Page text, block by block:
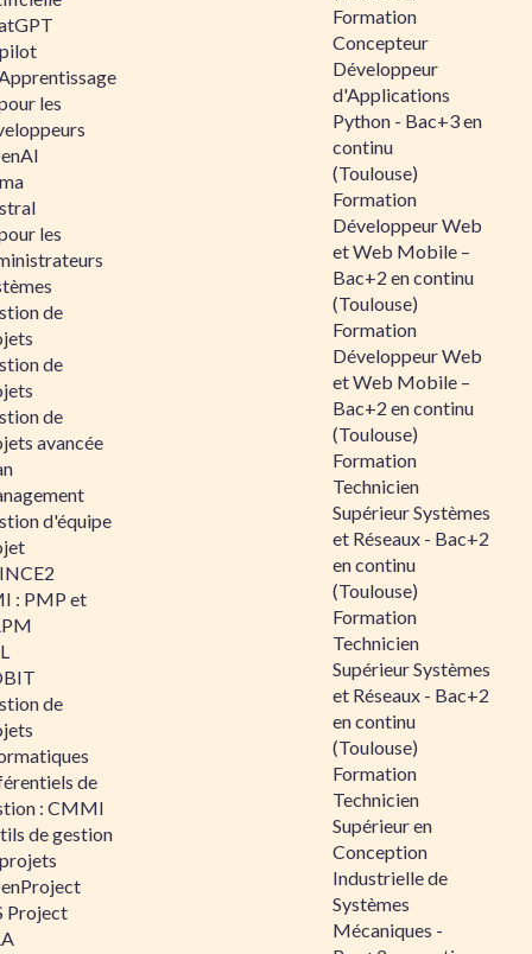
les
les
de
de
de
avancée
d'équipe
: PMP et
de
de
: CMMI
de gestion
Project
Formation
Concepteur
Développeur
d'Applications
Python - Bac+3 en
continu
(Toulouse)
Formation
Développeur Web
et Web Mobile –
Bac+2 en continu
(Toulouse)
Formation
Développeur Web
et Web Mobile –
Bac+2 en continu
(Toulouse)
Formation
Technicien
Supérieur Systèmes
et Réseaux - Bac+2
en continu
(Toulouse)
Formation
Technicien
Supérieur Systèmes
et Réseaux - Bac+2
en continu
(Toulouse)
Formation
Technicien
Supérieur en
Conception
Industrielle de
Systèmes
Mécaniques -